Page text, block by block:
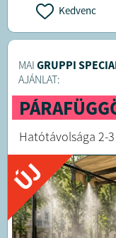
Kedvenc
MAI GRUPPI
AJÁNLAT:
Hatótávolsága 2-
ÚJ